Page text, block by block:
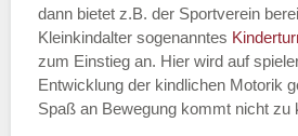
Kontakt E-Mail
dann bietet z.B. der Sportverein
Kleinkindalter sogenanntes
zum Einstieg an. Hier wird auf
Entwicklung der kindlichen Motorik
Spaß an Bewegung kommt nicht zu